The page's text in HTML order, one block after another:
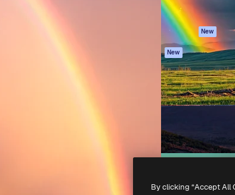
Stockcontent
MCP voor
Claude/ChatGPT
New
Agenten New
Mobiele app
Alle Magnific-tools
Alle rechten voorbehouden
By clicking “Accept All